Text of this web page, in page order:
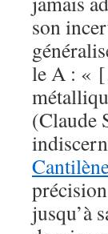
son
le A : «
(Claude
jusqu’à